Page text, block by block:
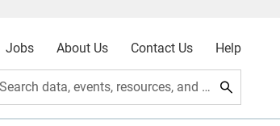
Jobs About Us Contact Us Help
Search data, events, resources, and more